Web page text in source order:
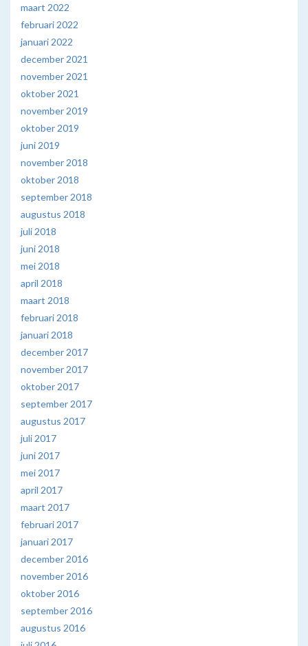
maart 2022
februari 2022
januari 2022
december 2021
november 2021
oktober 2021
november 2019
oktober 2019
juni 2019
november 2018
oktober 2018
september 2018
augustus 2018
juli 2018
juni 2018
mei 2018
april 2018
maart 2018
februari 2018
januari 2018
december 2017
november 2017
oktober 2017
september 2017
augustus 2017
juli 2017
juni 2017
mei 2017
april 2017
maart 2017
februari 2017
januari 2017
december 2016
november 2016
oktober 2016
september 2016
augustus 2016